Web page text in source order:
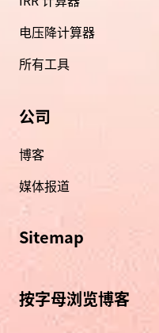
电压降计算器
所有工具
公司
博客
媒体报道
Sitemap
按字母浏览博客